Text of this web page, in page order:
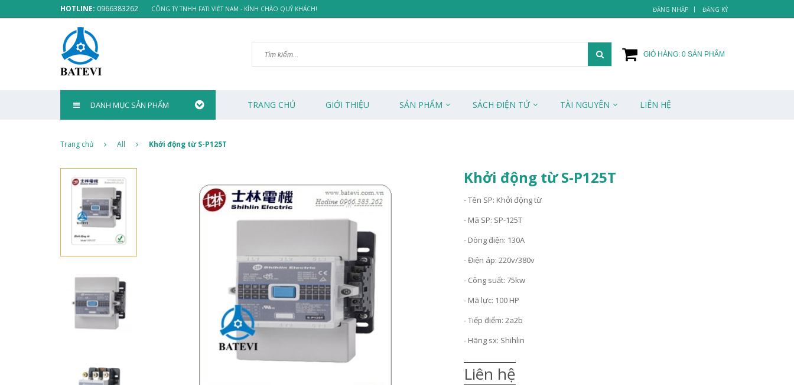
HOTLINE: 0966383262 CÔNG TY TNHH FATI VIỆT NAM - KÍNH CHÀO QUÝ KHÁCH! ĐĂNG NHẬP ĐĂNG KÝ
GIỎ HÀNG: 0 SẢN PHẨM
DANH MỤC SẢN PHẨM TRANG CHỦ GIỚI THIỆU SẢN PHẨM SÁCH ĐIỆN TỬ TÀI NGUYÊN LIÊN HỆ
Trang chủ All Khởi động từ S-P125T
Khởi động từ S-P125T
- Tên SP: Khởi động từ
- Mã SP: SP-125T
- Dòng điện: 130A
- Điện áp: 220v/380v
- Công suất: 75kw
- Mã lực: 100 HP
- Tiếp điểm: 2a2b
- Hãng sx: Shihlin
Liên hệ